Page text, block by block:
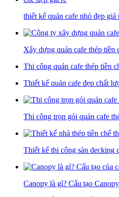
thiết kế quán cafe nhỏ đẹp giá
Xây dựng quán cafe thép tiền
Thi công quán cafe thép tiền
Thiết kế quán cafe đẹp chất
Thi công trọn gói quán cafe
Thiết kế thi công sàn decking
Canopy là gì? Cấu tạo